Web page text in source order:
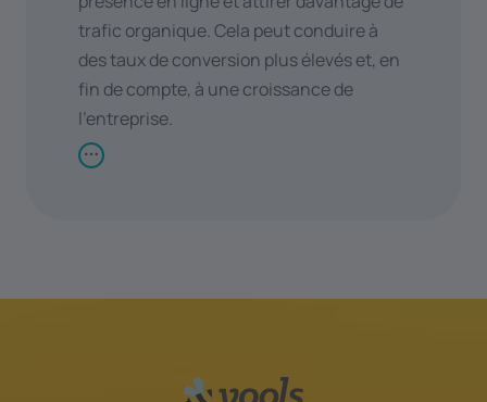
trafic organique. Cela peut conduire à
des taux de conversion plus élevés et, en
fin de compte, à une croissance de
l'entreprise.